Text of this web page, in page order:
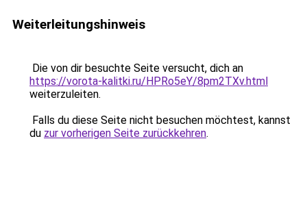
Weiterleitungshinweis
Die von dir besuchte Seite versucht, dich an
https://vorota-kalitki.ru/HPRo5eY/8pm2TXv.html
weiterzuleiten.
Falls du diese Seite nicht besuchen möchtest, kannst
du zur vorherigen Seite zurückkehren.